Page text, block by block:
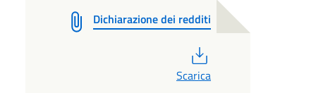
Dichiarazione dei redditi
Scarica